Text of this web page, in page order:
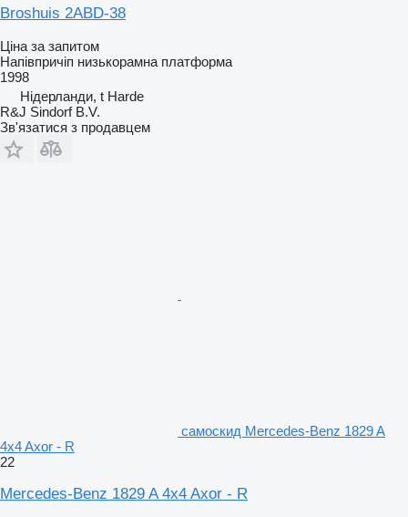
Broshuis 2ABD-38
Ціна за запитом
Напівпричіп низькорамна платформа
1998
Нідерланди, t Harde
R&J Sindorf B.V.
Зв'язатися з продавцем
самоскид Mercedes-Benz 1829 A
4x4 Axor - R
22
Mercedes-Benz 1829 A 4x4 Axor - R